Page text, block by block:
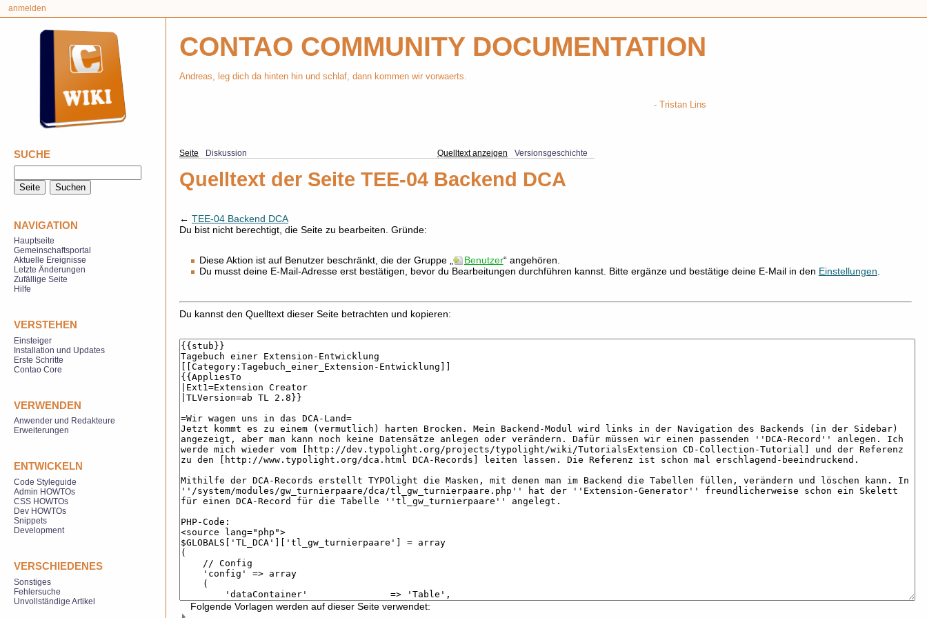
Quelltext der Seite TEE-04 Backend DCA
← TEE-04 Backend DCA
Du bist nicht berechtigt, die Seite zu bearbeiten. Gründe:
Diese Aktion ist auf Benutzer beschränkt, die der Gruppe „ Benutzer“ angehören.
Du musst deine E-Mail-Adresse erst bestätigen, bevor du Bearbeitungen durchführen kannst. Bitte ergänze und bestätige deine E-Mail in den Einstellungen.
Du kannst den Quelltext dieser Seite betrachten und kopieren:
Folgende Vorlagen werden auf dieser Seite verwendet:
Seite Diskussion Quelltext anzeigen Versionsgeschichte
anmelden
CONTAO COMMUNITY DOCUMENTATION
Andreas, leg dich da hinten hin und schlaf, dann kommen wir vorwaerts.
Tristan Lins
SUCHE
NAVIGATION
Hauptseite
Gemeinschaftsportal
Aktuelle Ereignisse
Letzte Änderungen
Zufällige Seite
Hilfe
VERSTEHEN
Einsteiger
Installation und Updates
Erste Schritte
Contao Core
VERWENDEN
Anwender und Redakteure
Erweiterungen
ENTWICKELN
Code Styleguide
Admin HOWTOs
CSS HOWTOs
Dev HOWTOs
Snippets
Development
VERSCHIEDENES
Sonstiges
Fehlersuche
Unvollständige Artikel